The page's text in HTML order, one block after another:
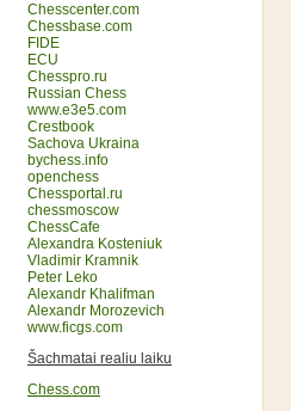
Chesscenter.com
Chessbase.com
FIDE
ECU
Chesspro.ru
Russian Chess
www.e3e5.com
Crestbook
Sachova Ukraina
bychess.info
openchess
Chessportal.ru
chessmoscow
ChessCafe
Alexandra Kosteniuk
Vladimir Kramnik
Peter Leko
Alexandr Khalifman
Alexandr Morozevich
www.ficgs.com
Šachmatai realiu laiku
Chess.com